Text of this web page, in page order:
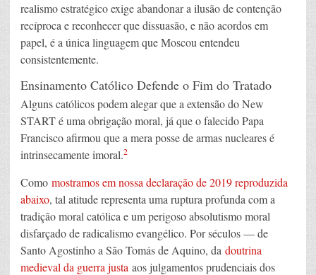
realismo estratégico exige abandonar a ilusão de contenção
recíproca e reconhecer que dissuasão, e não acordos em
papel, é a única linguagem que Moscou entendeu
consistentemente.
Ensinamento Católico Defende o Fim do Tratado
Alguns católicos podem alegar que a extensão do New
START é uma obrigação moral, já que o falecido Papa
Francisco afirmou que a mera posse de armas nucleares é
intrinsecamente imoral.2
Como mostramos em nossa declaração de 2019 reproduzida
abaixo, tal atitude representa uma ruptura profunda com a
tradição moral católica e um perigoso absolutismo moral
disfarçado de radicalismo evangélico. Por séculos — de
Santo Agostinho a São Tomás de Aquino, da doutrina
medieval da guerra justa aos julgamentos prudenciais dos